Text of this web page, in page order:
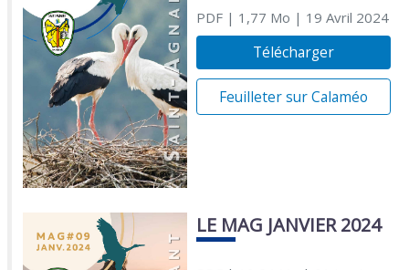
PDF| 1,77 Mo | 19 Avril 2024
Télécharger
Feuilleter sur Calaméo
LE MAG JANVIER 2024